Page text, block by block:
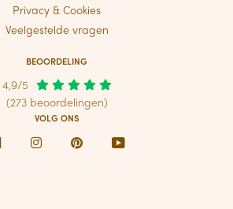
Privacy & Cookies
Veelgestelde vragen
BEOORDELING
4,9/5
(273 beoordelingen)
VOLG ONS
Facebook Instagram PinterestYoutube